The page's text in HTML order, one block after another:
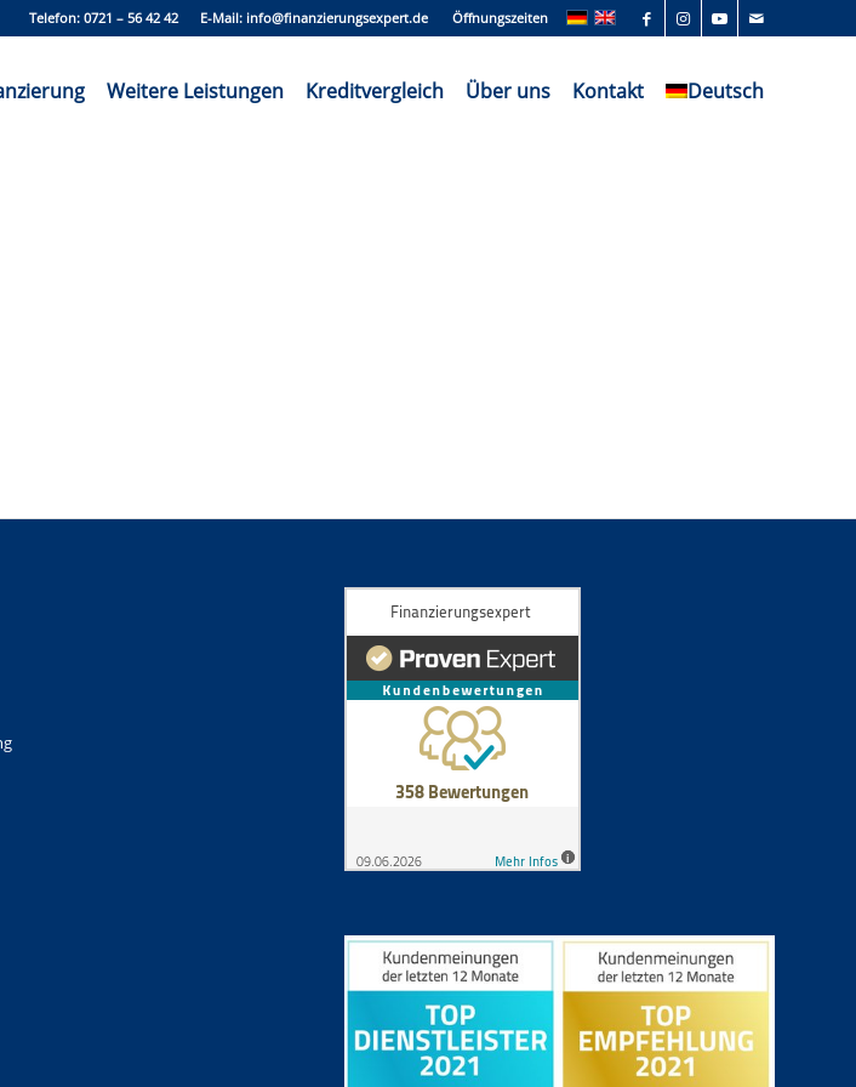
Öffnungszeiten
Telefon: 0721 – 56 42 42 E-Mail: info@finanzierungsexpert.de
Weitere Leistungen Kreditvergleich Über uns Kontakt Deutsch